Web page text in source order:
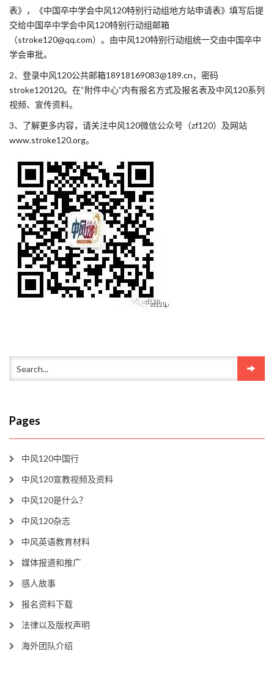
表》，《中国卒中学会中风120特别行动组地方站申请表》填写后提
交给中国卒中学会中风120特别行动组邮箱
（stroke120@qq.com）。由中风120特别行动组统一交由中国卒中
学会审批。
2、登录中风120公共邮箱18918169083@189.cn，密码
stroke120120。在“附件中心”内有报名方式及报名表及中风120系列
视频、宣传资料。
3、了解更多内容，请关注中风120微信公众号（zf120）及网站
www.stroke120.org。
Pages
中风120中国行
中风120宣教视频及资料
中风120是什么？
中风120杂志
中风英语教育材料
媒体报道和推广
感人故事
报名资料下载
法律以及版权声明
海外团队介绍